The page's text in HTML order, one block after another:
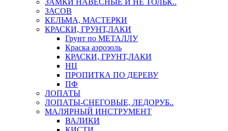
ЗАМКИ НАВЕСНЫЕ И НЕ ТОЛЬК..
ЗАСОВ
КЕЛЬМА, МАСТЕРКИ
КРАСКИ, ГРУНТ,ЛАКИ
Грунт по МЕТАЛЛУ
Краска аэрозоль
КРАСКИ, ГРУНТ,ЛАКИ
НЦ
ПРОПИТКА ПО ДЕРЕВУ
ПФ
ЛОПАТЫ
ЛОПАТЫ-СНЕГОВЫЕ, ЛЕДОРУБ..
МАЛЯРНЫЙ ИНСТРУМЕНТ
ВАЛИКИ